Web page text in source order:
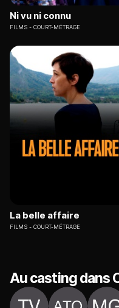
Ni vu ni connu
FILMS COURT-MÉTRAGE
La belle affaire
FILMS COURT-MÉTRAGE
Au casting dans